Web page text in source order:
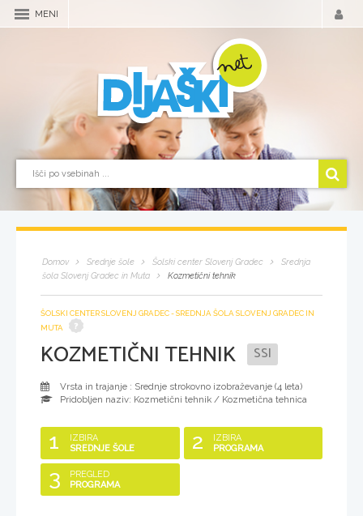
MENI
Domov Srednje šole Šolski center Slovenj Gradec
Srednja
šola Slovenj Gradec in Muta
Kozmetični tehnik
ŠOLSKI CENTER SLOVENJ GRADEC - SREDNJA ŠOLA SLOVENJ GRADEC IN
MUTA
KOZMETIČNI TEHNIK SSI
Vrsta in trajanje : Srednje strokovno izobraževanje (4 leta)
Pridobljen naziv: Kozmetični tehnik / Kozmetična tehnica
1
IZBIRA
SREDNJE ŠOLE
2
IZBIRA
PROGRAMA
3
PREGLED
PROGRAMA